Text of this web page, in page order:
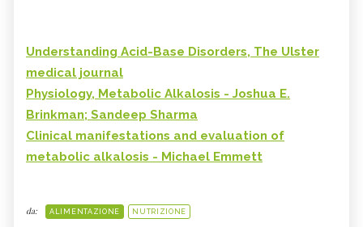
Understanding Acid-Base Disorders, The Ulster
medical journal
Physiology, Metabolic Alkalosis - Joshua E.
Brinkman; Sandeep Sharma
Clinical manifestations and evaluation of
metabolic alkalosis - Michael Emmett
da: ALIMENTAZIONE NUTRIZIONE